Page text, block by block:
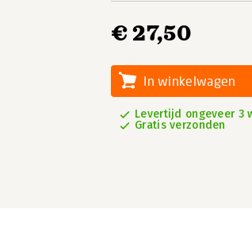
€ 27,50
In winkelwagen
Levertijd ongeveer 3
Gratis verzonden